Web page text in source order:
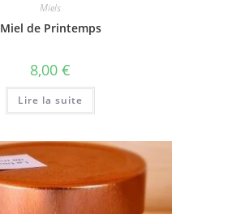
Miels
Miel de Printemps
8,00 €
Lire la suite